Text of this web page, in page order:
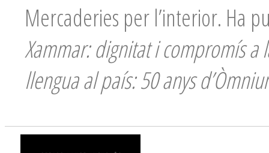
Mercaderies per l’interior. Ha
Xammar: dignitat i compromís a
llengua al país: 50 anys